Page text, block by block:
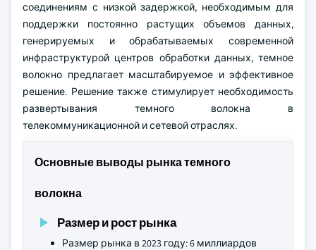
соединениям с низкой задержкой, необходимым для
поддержки постоянно растущих объемов данных,
генерируемых и обрабатываемых современной
инфраструктурой центров обработки данных, темное
волокно предлагает масштабируемое и эффективное
решение. Решение также стимулирует необходимость
развертывания темного волокна в
телекоммуникационной и сетевой отраслях.
Основные выводы рынка темного
волокна
Размер и рост рынка
Размер рынка в 2023 году: 6 миллиардов